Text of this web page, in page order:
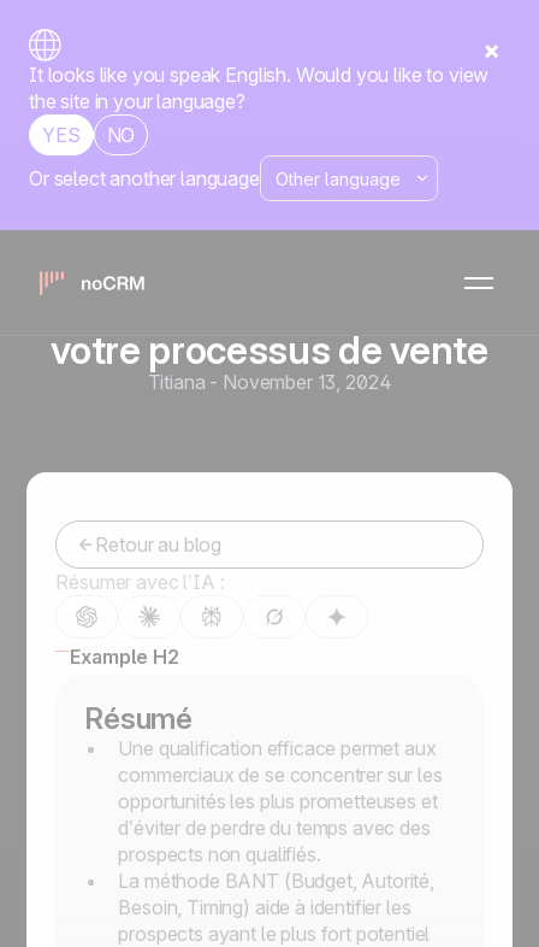
It looks like you speak English. Would you like to view
the site in your language?
YES
NO
Or select another language
Prospection commerciale
Comment une qualification
efficace des prospects
votre processus de vente
Titiana - November 13, 2024
Retour au blog
Résumer avec l’IA :
Example H2
Résumé
Une qualification efficace permet aux
commerciaux de se concentrer sur les
opportunités les plus prometteuses et
d’éviter de perdre du temps avec des
prospects non qualifiés.
La méthode BANT (Budget, Autorité,
Besoin, Timing) aide à identifier les
prospects ayant le plus fort potentiel